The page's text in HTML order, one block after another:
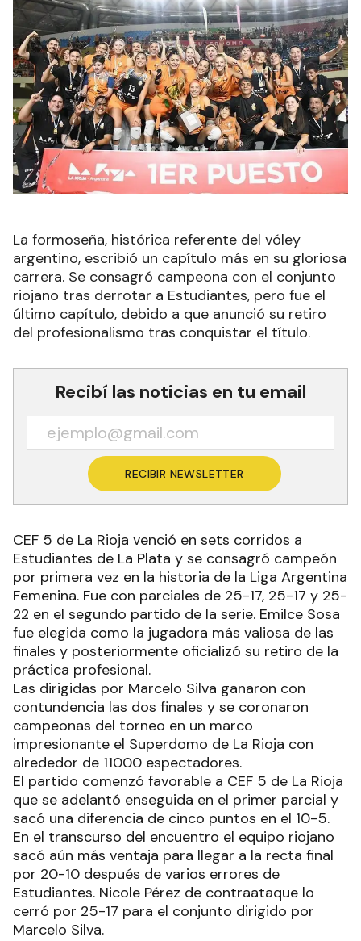
La formoseña, histórica referente del vóley
argentino, escribió un capítulo más en su gloriosa
carrera. Se consagró campeona con el conjunto
riojano tras derrotar a Estudiantes, pero fue el
último capítulo, debido a que anunció su retiro
del profesionalismo tras conquistar el título.
Recibí las noticias en tu email
RECIBIR NEWSLETTER
CEF 5 de La Rioja venció en sets corridos a
Estudiantes de La Plata y se consagró campeón
por primera vez en la historia de la Liga Argentina
Femenina. Fue con parciales de 25-17, 25-17 y 25-
22 en el segundo partido de la serie. Emilce Sosa
fue elegida como la jugadora más valiosa de las
finales y posteriormente oficializó su retiro de la
práctica profesional.
Las dirigidas por Marcelo Silva ganaron con
contundencia las dos finales y se coronaron
campeonas del torneo en un marco
impresionante el Superdomo de La Rioja con
alrededor de 11000 espectadores.
El partido comenzó favorable a CEF 5 de La Rioja
que se adelantó enseguida en el primer parcial y
sacó una diferencia de cinco puntos en el 10-5.
En el transcurso del encuentro el equipo riojano
sacó aún más ventaja para llegar a la recta final
por 20-10 después de varios errores de
Estudiantes. Nicole Pérez de contraataque lo
cerró por 25-17 para el conjunto dirigido por
Marcelo Silva.